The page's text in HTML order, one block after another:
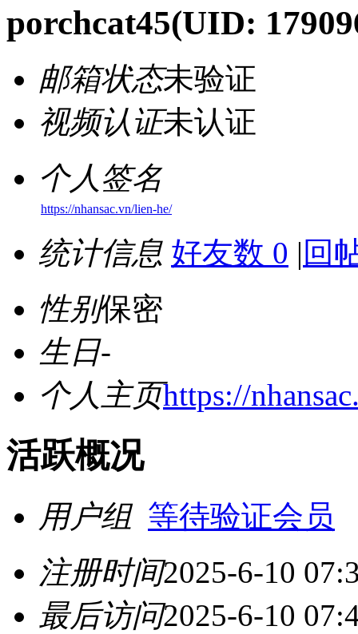
porchcat45(UID:
邮箱状态未验证
视频认证未认证
个人签名
https://nhansac.vn/lien-he/
统计信息 好友数 0 | 回
性别保密
生日-
个人主页https://
活跃概况
用户组 等待验证会员
注册时间2025-6-10
最后访问2025-6-10